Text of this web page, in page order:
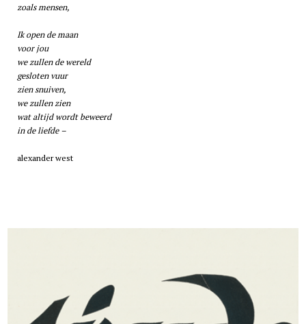
zoals mensen,
Ik open de maan
voor jou
we zullen de wereld
gesloten vuur
zien snuiven,
we zullen zien
wat altijd wordt beweerd
in de liefde –
alexander west